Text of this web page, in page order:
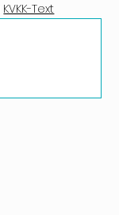
KVKK-Text